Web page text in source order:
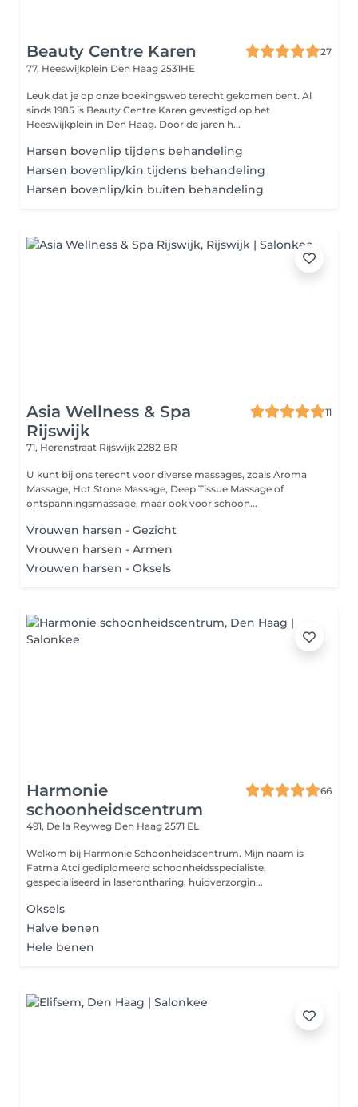
Beauty Centre Karen
27
77, Heeswijkplein Den Haag 2531HE
Leuk dat je op onze boekingsweb terecht gekomen bent. Al
sinds 1985 is Beauty Centre Karen gevestigd op het
Heeswijkplein in Den Haag. Door de jaren h...
Harsen bovenlip tijdens behandeling
Harsen bovenlip/kin tijdens behandeling
Harsen bovenlip/kin buiten behandeling
Asia Wellness & Spa
Rijswijk
11
71, Herenstraat Rijswijk 2282 BR
U kunt bij ons terecht voor diverse massages, zoals Aroma
Massage, Hot Stone Massage, Deep Tissue Massage of
ontspanningsmassage, maar ook voor schoon...
Vrouwen harsen - Gezicht
Vrouwen harsen - Armen
Vrouwen harsen - Oksels
Harmonie
schoonheidscentrum
66
491, De la Reyweg Den Haag 2571 EL
Welkom bij Harmonie Schoonheidscentrum. Mijn naam is
Fatma Atci gediplomeerd schoonheidsspecialiste,
gespecialiseerd in laserontharing, huidverzorgin...
Oksels
Halve benen
Hele benen